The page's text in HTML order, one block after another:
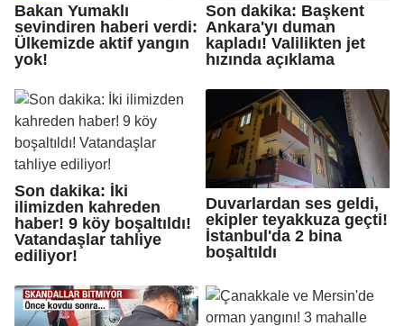
Bakan Yumaklı
sevindiren haberi verdi:
Ülkemizde aktif yangın
yok!
Son dakika: Başkent
Ankara'yı duman
kapladı! Valilikten jet
hızında açıklama
Son dakika: İki
ilimizden kahreden
haber! 9 köy boşaltıldı!
Vatandaşlar tahliye
ediliyor!
Duvarlardan ses geldi,
ekipler teyakkuza geçti!
İstanbul'da 2 bina
boşaltıldı